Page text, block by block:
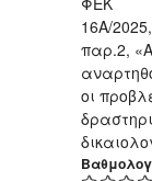
16Α/
παρ.2,
οι